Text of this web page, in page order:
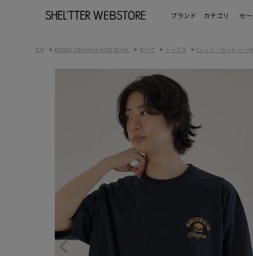
ブランド カテゴリ セ
TOP > RODEO CROWNS WIDE BOWL > すべて > トップス > Tシャツ・カットソー(